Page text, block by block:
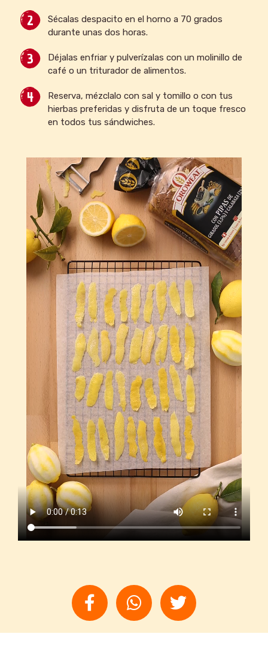
Sécalas despacito en el horno a 70 grados
durante unas dos horas.
Déjalas enfriar y pulverízalas con un molinillo de
café o un triturador de alimentos.
Reserva, mézclalo con sal y tomillo o con tus
hierbas preferidas y disfruta de un toque fresco
en todos tus sándwiches.